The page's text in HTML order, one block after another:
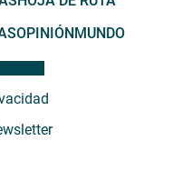
OPINIÓNMUNDO